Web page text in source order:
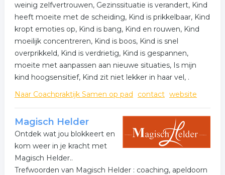
weinig zelfvertrouwen, Gezinssituatie is verandert, Kind
heeft moeite met de scheiding, Kind is prikkelbaar, Kind
kropt emoties op, Kind is bang, Kind en rouwen, Kind
moeilijk concentreren, Kind is boos, Kind is snel
overprikkeld, Kind is verdrietig, Kind is gespannen,
moeite met aanpassen aan nieuwe situaties, Is mijn
kind hoogsensitief, Kind zit niet lekker in haar vel, .
Naar Coachpraktijk Samen op pad
contact website
Magisch Helder
Ontdek wat jou blokkeert en
kom weer in je kracht met
Magisch Helder..
Trefwoorden van Magisch Helder : coaching, apeldoorn